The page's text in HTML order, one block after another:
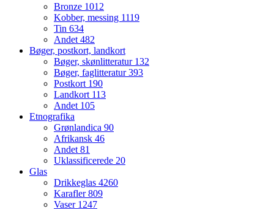
Bronze 1012
Kobber, messing 1119
Tin 634
Andet482
Bøger, postkort, landkort
Bøger, skønlitteratur 132
Bøger, faglitteratur393
Postkort 190
Landkort 113
Andet 105
Etnografika
Grønlandica 90
Afrikansk 46
Andet81
Uklassificerede 20
Glas
Drikkeglas 4260
Karafler809
Vaser 1247